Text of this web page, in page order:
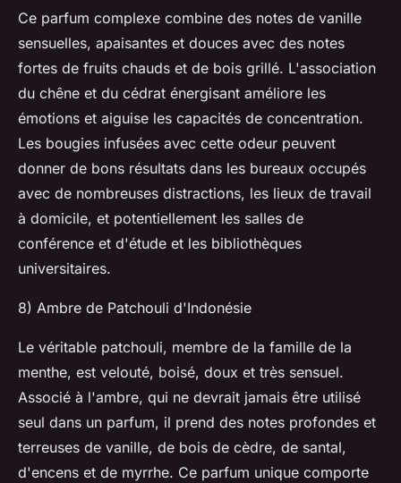
Ce parfum complexe combine des notes de vanille
sensuelles, apaisantes et douces avec des notes
fortes de fruits chauds et de bois grillé. L'association
du chêne et du cédrat énergisant améliore les
émotions et aiguise les capacités de concentration.
Les bougies infusées avec cette odeur peuvent
donner de bons résultats dans les bureaux occupés
avec de nombreuses distractions, les lieux de travail
à domicile, et potentiellement les salles de
conférence et d'étude et les bibliothèques
universitaires.
8) Ambre de Patchouli d'Indonésie
Le véritable patchouli, membre de la famille de la
menthe, est velouté, boisé, doux et très sensuel.
Associé à l'ambre, qui ne devrait jamais être utilisé
seul dans un parfum, il prend des notes profondes et
terreuses de vanille, de bois de cèdre, de santal,
d'encens et de myrrhe. Ce parfum unique comporte